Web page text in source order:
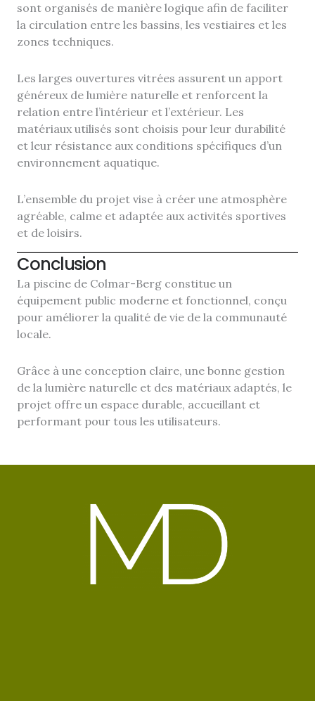
sont organisés de manière logique afin de faciliter
la circulation entre les bassins, les vestiaires et les
zones techniques.
Les larges ouvertures vitrées assurent un apport
généreux de lumière naturelle et renforcent la
relation entre l’intérieur et l’extérieur. Les
matériaux utilisés sont choisis pour leur durabilité
et leur résistance aux conditions spécifiques d’un
environnement aquatique.
L’ensemble du projet vise à créer une atmosphère
agréable, calme et adaptée aux activités sportives
et de loisirs.
Conclusion
La piscine de Colmar-Berg constitue un
équipement public moderne et fonctionnel, conçu
pour améliorer la qualité de vie de la communauté
locale.
Grâce à une conception claire, une bonne gestion
de la lumière naturelle et des matériaux adaptés, le
projet offre un espace durable, accueillant et
performant pour tous les utilisateurs.